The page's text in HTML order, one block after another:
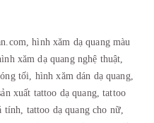
hình xăm dạ quang màu
xăm dạ quang nghệ thuật,
tối, hình xăm dán dạ quang,
xuất tattoo dạ quang,tattoo
tính, tattoo dạ quang cho nữ,